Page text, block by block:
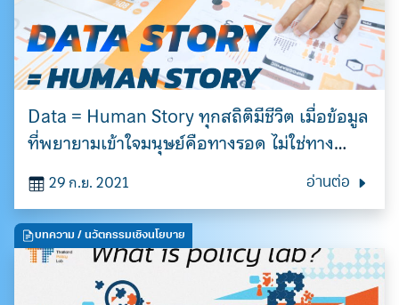
Data = Human Story ทุกสถิติมีชีวิต เมื่อข้อมูล
ที่พยายามเข้าใจมนุษย์คือทางรอด ไม่ใช่ทาง
เลือก29 ก.ย. 2021 อ่านต่อ
บทความ / นวัตกรรมเชิงนโยบาย